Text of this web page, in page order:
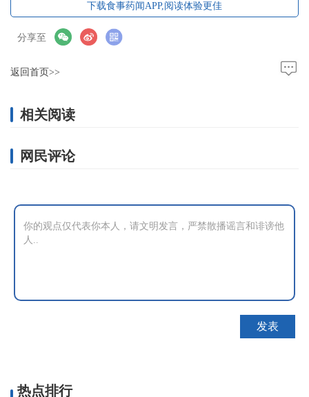
下载食事药闻APP,阅读体验更佳
分享至
返回首页>>
相关阅读
网民评论
热点排行